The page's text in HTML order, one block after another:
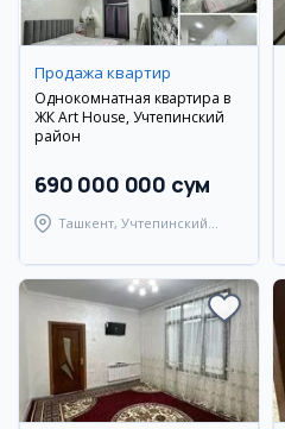
Продажа квартир
Однокомнатная квартира в
ЖК Art House, Учтепинский
район
690 000 000 сум
Ташкент, Учтепинский